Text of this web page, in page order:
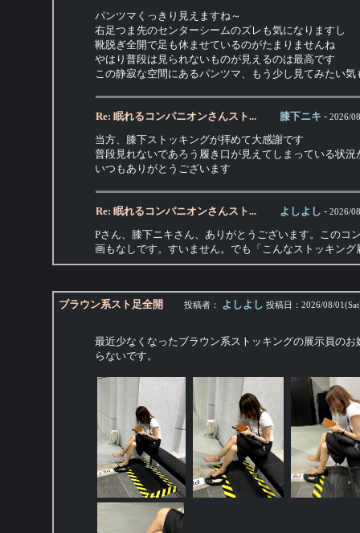
パンツマくっきり見えますね～
右足つま先のセンターシームのズレも気になりますし
靴脱ぎ全開で足も休ませているのがたまりませんね
やはり普段は見られないものが見えるのは最高です
この静寂な空間にあるパンツマ、もう少し見てみたい気
Re: 眠れるコンパニオンさんスト... 膝下ニキ - 2026/
当方、膝下ストッキングが拝めて大感謝です
普段見れないであろう履き口が見えてしまっている状況
いつもありがとうございます
Re: 眠れるコンパニオンさんスト... よしよし - 2026/
Pさん、膝下ニキさん、ありがとうございます。このコ
画もなしです。すいません。でも「こんなストッキン
ブラウン系スト足全開 投稿者： よしよし 投稿日： 2026/08/
最近少なくなったブラウン系ストッキングの展示員の
らないです。